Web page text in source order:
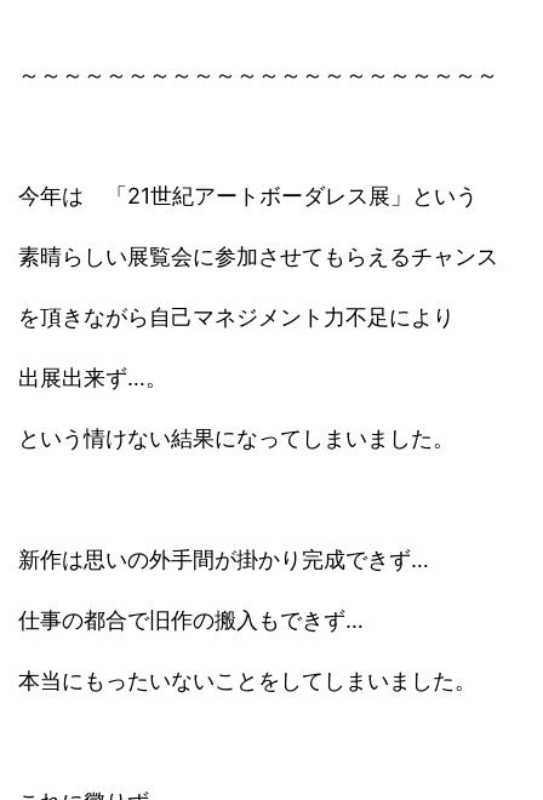
～～～～～～～～～～～～～～～～～～～～～～
今年は 「21世紀アートボーダレス展」という
素晴らしい展覧会に参加させてもらえるチャンス
を頂きながら自己マネジメント力不足により
出展出来ず…。
という情けない結果になってしまいました。
新作は思いの外手間が掛かり完成できず…
仕事の都合で旧作の搬入もできず…
本当にもったいないことをしてしまいました。